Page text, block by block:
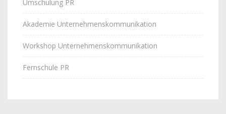
Umschulung PR
Akademie Unternehmenskommunikation
Workshop Unternehmenskommunikation
Fernschule PR